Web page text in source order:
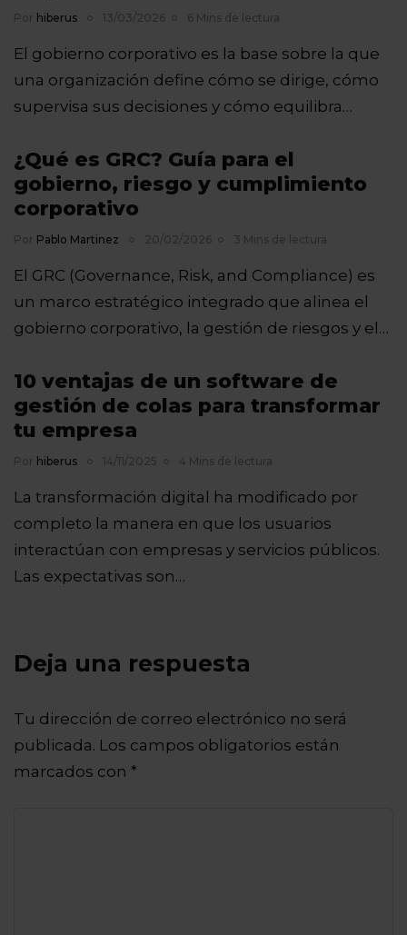
Por hiberus 13/03/2026 6 Mins de lectura
El gobierno corporativo es la base sobre la que
una organización define cómo se dirige, cómo
supervisa sus decisiones y cómo equilibra…
¿Qué es GRC? Guía para el
gobierno, riesgo y cumplimiento
corporativo
Por Pablo Martinez 20/02/2026 3 Mins de lectura
El GRC (Governance, Risk, and Compliance) es
un marco estratégico integrado que alinea el
gobierno corporativo, la gestión de riesgos y el…
10 ventajas de un software de
gestión de colas para transformar
tu empresa
Por hiberus 14/11/2025 4 Mins de lectura
La transformación digital ha modificado por
completo la manera en que los usuarios
interactúan con empresas y servicios públicos.
Las expectativas son…
Deja una respuesta
Tu dirección de correo electrónico no será
publicada. Los campos obligatorios están
marcados con *